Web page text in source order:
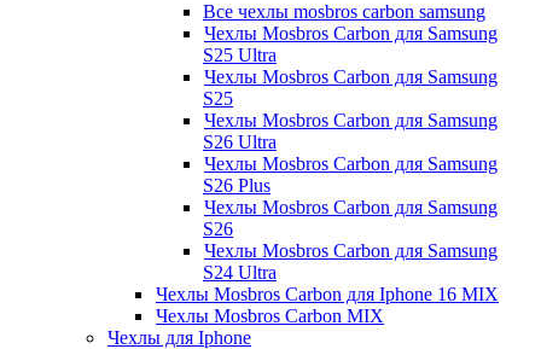
Все чехлы mosbros carbon samsung
Чехлы Mosbros Carbon для Samsung
S25 Ultra
Чехлы Mosbros Carbon для Samsung
S25
Чехлы Mosbros Carbon для Samsung
S26 Ultra
Чехлы Mosbros Carbon для Samsung
S26 Plus
Чехлы Mosbros Carbon для Samsung
S26
Чехлы Mosbros Carbon для Samsung
S24 Ultra
Чехлы Mosbros Carbon для Iphone 16 MIX
Чехлы Mosbros Carbon MIX
Чехлы для Iphone